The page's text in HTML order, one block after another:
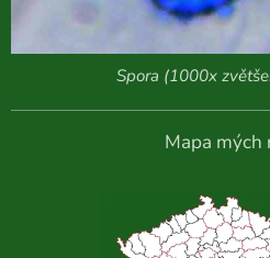
Spora (1000x
Mapa mých